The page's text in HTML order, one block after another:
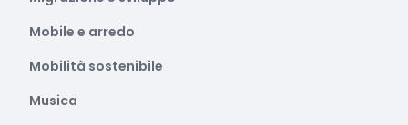
Mobile e arredo
Mobilità sostenibile
Musica